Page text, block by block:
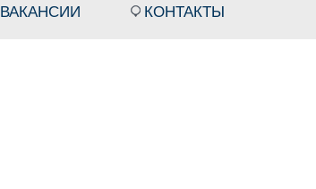
ВАКАНСИИ КОНТАКТЫ